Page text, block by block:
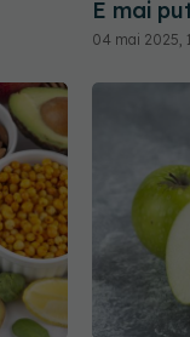
E mai
04 mai 2025,